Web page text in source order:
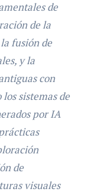
de
de la
fusión de
y la
con
sistemas de
por IA
de
visuales